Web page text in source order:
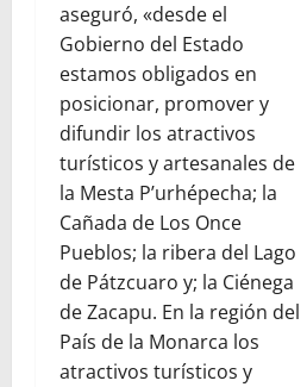
aseguró, «desde el
Gobierno del Estado
estamos obligados en
posicionar, promover y
difundir los atractivos
turísticos y artesanales de
la Mesta P’urhépecha; la
Cañada de Los Once
Pueblos; la ribera del Lago
de Pátzcuaro y; la Ciénega
de Zacapu. En la región del
País de la Monarca los
atractivos turísticos y